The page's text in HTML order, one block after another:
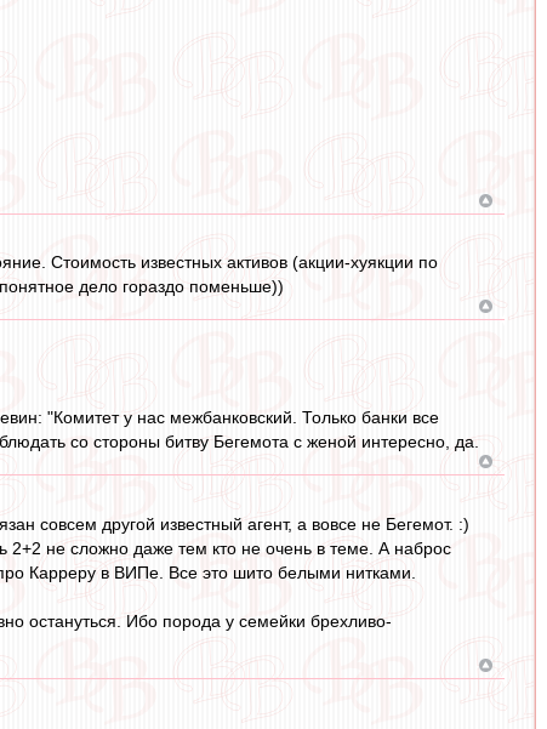
Стоимость известных активов (акции-хуякции по
дело гораздо поменьше))
"Комитет у нас межбанковский. Только банки все
со стороны битву Бегемота с женой интересно, да.
совсем другой известный агент, а вовсе не Бегемот. :)
2+2 не сложно даже тем кто не очень в теме. А наброс
Карреру в ВИПе. Все это шито белыми нитками.
остануться. Ибо порода у семейки брехливо-